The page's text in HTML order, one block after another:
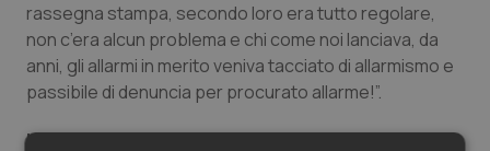
Tumori gastrointestinali
Ulcera & Reflusso
Vaccini
rassegna stampa, secondo loro era tutto regolare,
non c’era alcun problema e chi come noi lanciava, da
anni, gli allarmi in merito veniva tacciato di allarmismo e
passibile di denuncia per procurato allarme!”.
Il problema della carenza dei medici, purtroppo,è